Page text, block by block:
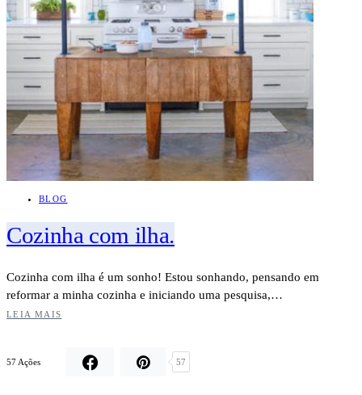
BLOG
Cozinha com ilha.
Cozinha com ilha é um sonho! Estou sonhando, pensando em
reformar a minha cozinha e iniciando uma pesquisa,…
LEIA MAIS
57 Ações 57